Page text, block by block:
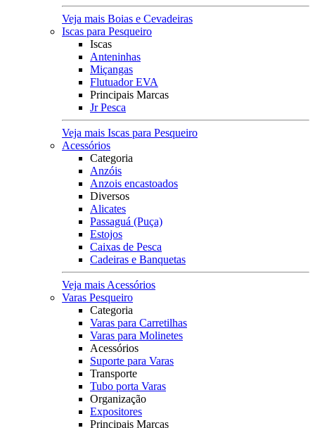
Veja mais Boias e Cevadeiras
Iscas para Pesqueiro
Iscas
Anteninhas
Miçangas
Flutuador EVA
Principais Marcas
Jr Pesca
Veja mais Iscas para Pesqueiro
Acessórios
Categoria
Anzóis
Anzois encastoados
Diversos
Alicates
Passaguá (Puça)
Estojos
Caixas de Pesca
Cadeiras e Banquetas
Veja mais Acessórios
Varas Pesqueiro
Categoria
Varas para Carretilhas
Varas para Molinetes
Acessórios
Suporte para Varas
Transporte
Tubo porta Varas
Organização
Expositores
Principais Marcas